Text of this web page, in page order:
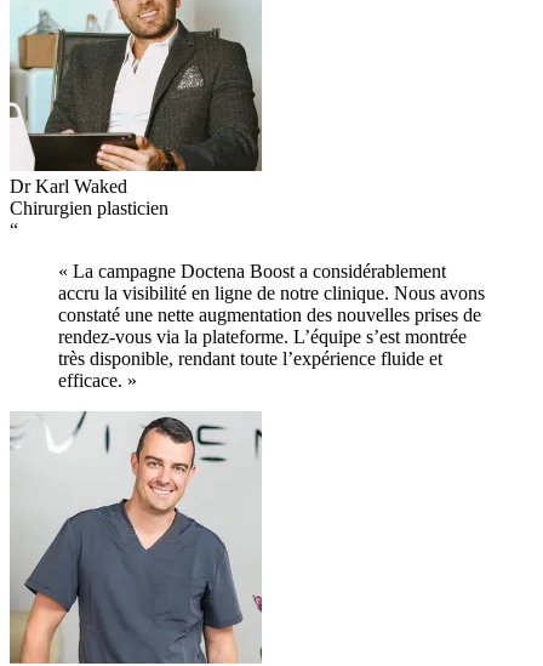
Dr Karl Waked
Chirurgien plasticien
“
« La campagne Doctena Boost a considérablement
accru la visibilité en ligne de notre clinique. Nous avons
constaté une nette augmentation des nouvelles prises de
rendez-vous via la plateforme. L’équipe s’est montrée
très disponible, rendant toute l’expérience fluide et
efficace. »